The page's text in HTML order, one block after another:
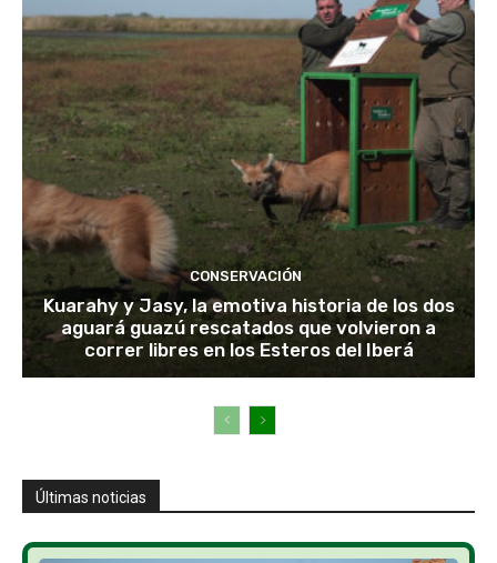
CONSERVACIÓN
Kuarahy y Jasy, la emotiva historia de los dos
aguará guazú rescatados que volvieron a
correr libres en los Esteros del Iberá
Últimas noticias